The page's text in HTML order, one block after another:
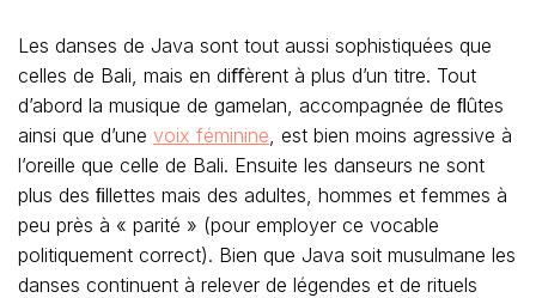
Les danses de Java sont tout aussi sophistiquées que
celles de Bali, mais en diﬀèrent à plus d’un titre. Tout
d’abord la musique de gamelan, accompagnée de ﬂûtes
ainsi que d’une voix féminine , est bien moins agressive à
l’oreille que celle de Bali. Ensuite les danseurs ne sont
plus des ﬁllettes mais des adultes, hommes et femmes à
peu près à « parité » (pour employer ce vocable
politiquement correct). Bien que Java soit musulmane les
danses continuent à relever de légendes et de rituels